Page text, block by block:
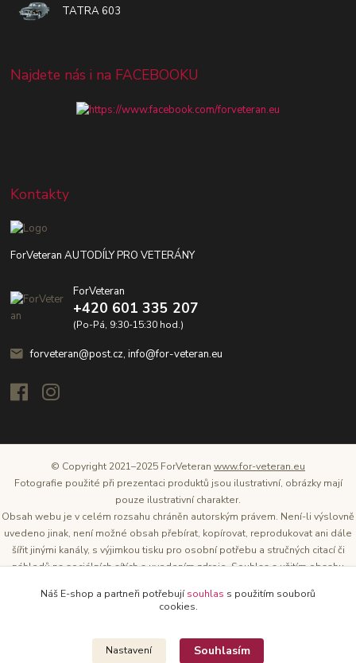
TATRA 603
Najdete nás i na FACEBOOKU
Kontakty
ForVeteran AUTODÍLY PRO VETERÁNY
ForVeteran
+420 601 335 207
(Po-Pá, 9:30-15:30 hod.)
forveteran@post.cz, info@for-veteran.eu
© Copyright 2021–2025 ForVeteran www.for-veteran.eu
Fotografie použité při prezentaci produktů jsou ilustrativní, obrázky mají
pouze ilustrativní charakter.
Obsah webu je v celém rozsahu chráněn autorským právem. Není-li výslovně
uvedeno jinak, není možné obsah přebírat, kopírovat, reprodukovat ani dále
šířit jinými kanály, s výjimkou tisku pro osobní potřebu a stručných citací či
náhledů na sociálních sítích s uvedením zdroje. Souhlas s užitím obsahu
těchto webových stránek je Tomáš Oršel.
Náš E-shop a partneři potřebujísouhlas s použitím souborů
cookies.
Nastavení Souhlasím